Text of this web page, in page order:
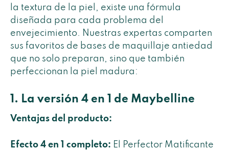
la textura de la piel, existe una fórmula
diseñada para cada problema del
envejecimiento. Nuestras expertas comparten
sus favoritos de bases de maquillaje antiedad
que no solo preparan, sino que también
perfeccionan la piel madura:
1. La versión 4 en 1 de Maybelline
Ventajas del producto:
Efecto 4 en 1 completo: El Perfector Matificante